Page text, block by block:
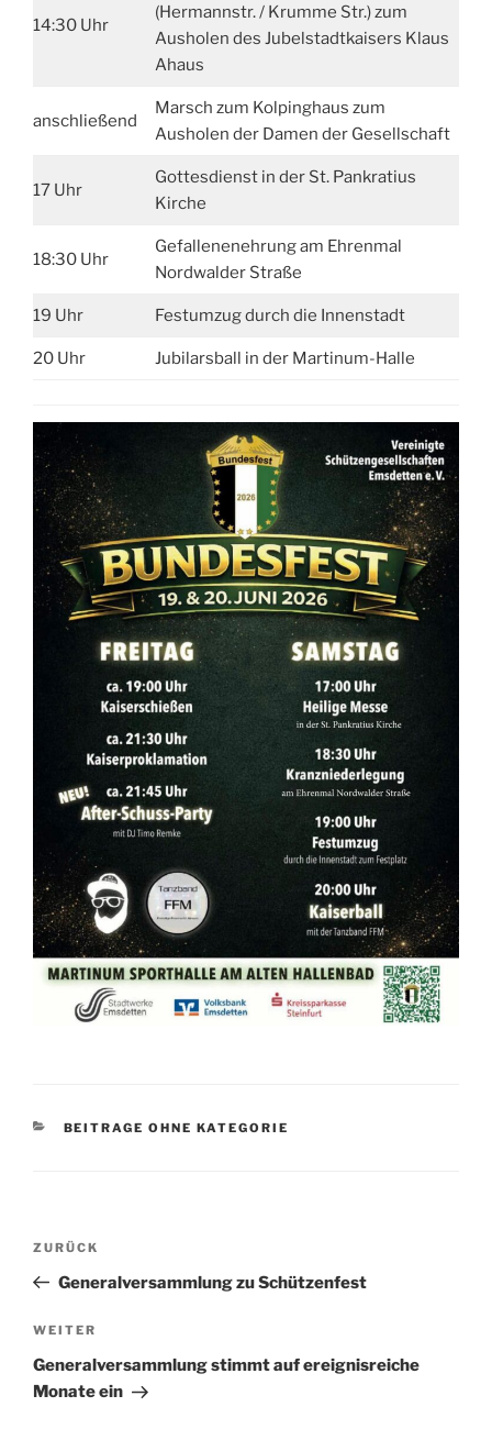
14:30 Uhr
(Hermannstr. / Krumme Str.) zum
Ausholen des Jubelstadtkaisers Klaus
Ahaus
anschließend
Marsch zum Kolpinghaus zum
Ausholen der Damen der Gesellschaft
17 Uhr
Gottesdienst in der St. Pankratius
Kirche
18:30 Uhr
Gefallenenehrung am Ehrenmal
Nordwalder Straße
19 Uhr Festumzug durch die Innenstadt
20 Uhr Jubilarsball in der Martinum-Halle
KATEGORIEN
BEITRAGE OHNE KATEGORIE
Beitragsnavigation
Vorheriger
Beitrag
ZURÜCK
Generalversammlung zu Schützenfest
Nächster
Beitrag
WEITER
Generalversammlung stimmt auf ereignisreiche
Monate ein